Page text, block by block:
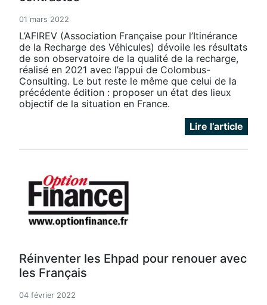
01 mars 2022
L’AFIREV (Association Française pour l’Itinérance
de la Recharge des Véhicules) dévoile les résultats
de son observatoire de la qualité de la recharge,
réalisé en 2021 avec l’appui de Colombus-
Consulting. Le but reste le même que celui de la
précédente édition : proposer un état des lieux
objectif de la situation en France.
Lire l’article
Réinventer les Ehpad pour renouer avec
les Français
04 février 2022